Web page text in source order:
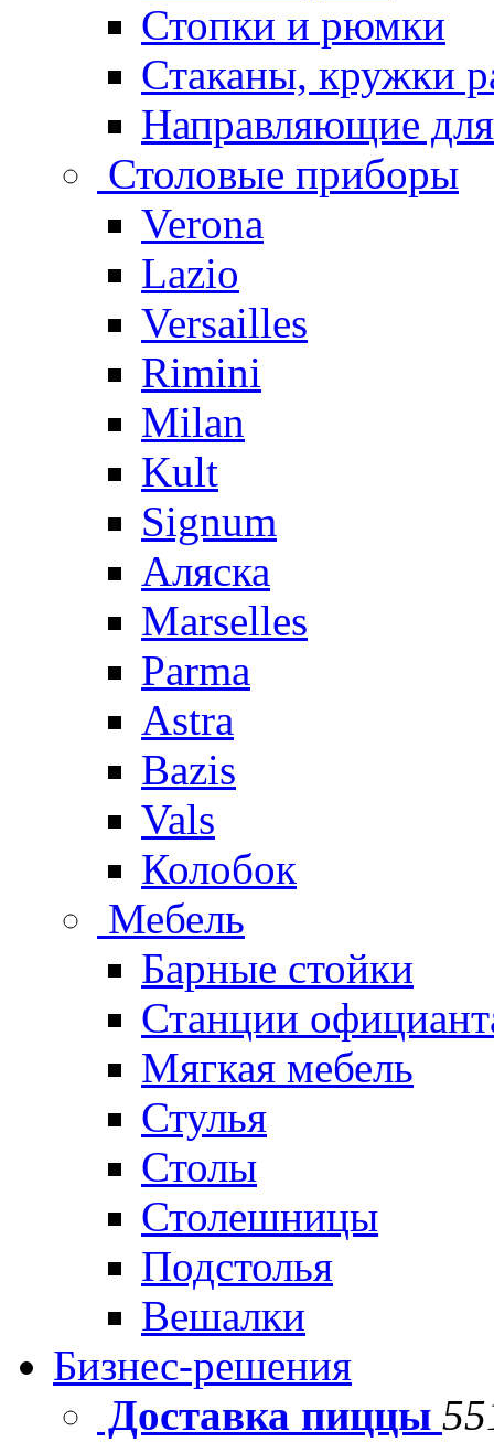
Стопки и рюмки
Стаканы, кружки
Направляющие
Столовые приборы
Verona
Lazio
Versailles
Rimini
Milan
Kult
Signum
Аляска
Marselles
Parma
Astra
Bazis
Vals
Колобок
Мебель
Барные стойки
Станции
Мягкая мебель
Стулья
Столы
Столешницы
Подстолья
Вешалки
Бизнес-решения
Доставка пиццы